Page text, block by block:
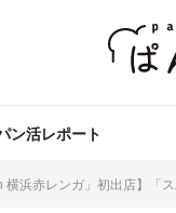
ン活レポート
横浜赤レンガ」初出店】